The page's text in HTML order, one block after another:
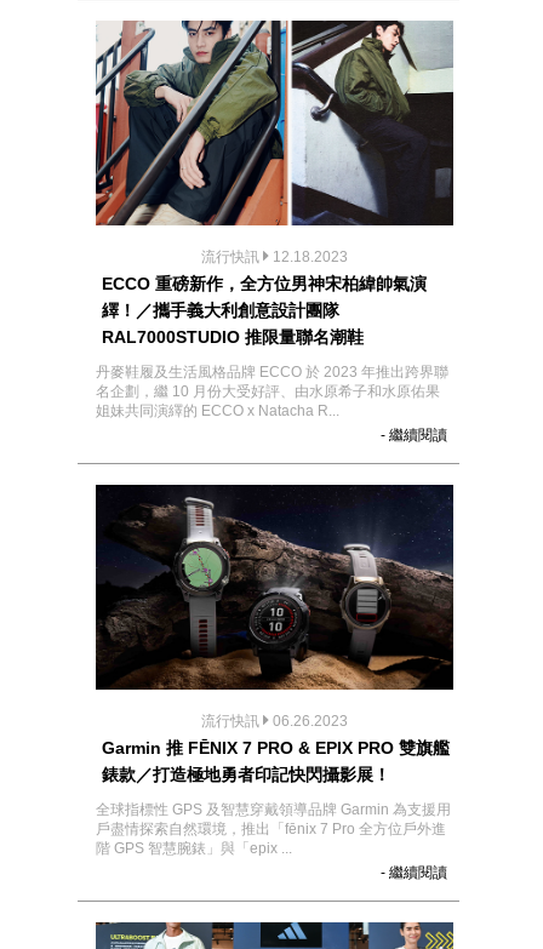
流行快訊 12.18.2023
ECCO 重磅新作，全方位男神宋柏緯帥氣演
繹！／攜手義大利創意設計團隊
RAL7000STUDIO 推限量聯名潮鞋
丹麥鞋履及生活風格品牌 ECCO 於 2023 年推出跨界聯
名企劃，繼 10 月份大受好評、由水原希子和水原佑果
姐妹共同演繹的 ECCO x Natacha R...
- 繼續閱讀
流行快訊 06.26.2023
Garmin 推 FĒNIX 7 PRO & EPIX PRO 雙旗艦
錶款／打造極地勇者印記快閃攝影展！
全球指標性 GPS 及智慧穿戴領導品牌 Garmin 為支援用
戶盡情探索自然環境，推出「fēnix 7 Pro 全方位戶外進
階 GPS 智慧腕錶」與「epix ...
- 繼續閱讀